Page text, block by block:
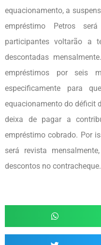
equacionamento, a
empréstimo Petros
participantes voltarão a
descontadas
empréstimos por seis
especificamente para
equacionamento do déficit
deixa de pagar a
empréstimo cobrado. Por
será revista
descontos no contracheque.